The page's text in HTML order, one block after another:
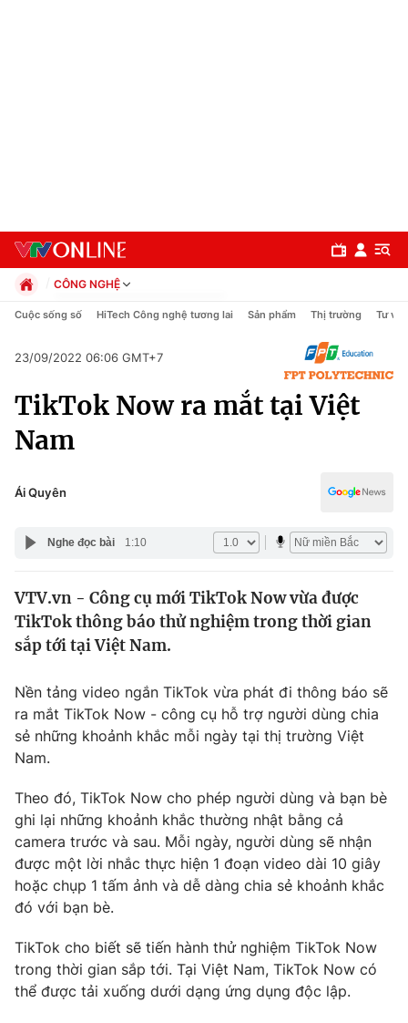
Chính trị
Thế giới
Thế giới đó đây
Câu chuyện quốc tế
Tài chính
Thị trường
Góc doanh nghiệp
Dữ liệu và đời sống
Phim VTV
Hậu trường
Nhân vật
Giải sao mai
Giải trí
Điện ảnh
Âm nhạc
Sao
Đời sống
Làm đẹp
Chất lượng cuộc sống
Giáo dục
Tuyển sinh
Công nghệ
CÔNG NGHỆ
Chính trị
Pháp luật
Thể thao
Văn hóa - Giải trí
Đời sống
Giáo dục
Cuộc sống số HiTech Công nghệ tương lai Sản phẩm Thị trường Tư vấn
23/09/2022 06:06 GMT+7
TikTok Now ra mắt tại Việt
Nam
Ái Quyên
Nghe đọc bài 1:10
VTV.vn - Công cụ mới TikTok Now vừa được
TikTok thông báo thử nghiệm trong thời gian
sắp tới tại Việt Nam.
Nền tảng video ngắn TikTok vừa phát đi thông báo sẽ
ra mắt TikTok Now - công cụ hỗ trợ người dùng chia
sẻ những khoảnh khắc mỗi ngày tại thị trường Việt
Nam.
Theo đó, TikTok Now cho phép người dùng và bạn bè
ghi lại những khoảnh khắc thường nhật bằng cả
camera trước và sau. Mỗi ngày, người dùng sẽ nhận
được một lời nhắc thực hiện 1 đoạn video dài 10 giây
hoặc chụp 1 tấm ảnh và dễ dàng chia sẻ khoảnh khắc
đó với bạn bè.
TikTok cho biết sẽ tiến hành thử nghiệm TikTok Now
trong thời gian sắp tới. Tại Việt Nam, TikTok Now có
thể được tải xuống dưới dạng ứng dụng độc lập.